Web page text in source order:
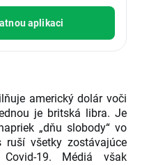
aplikaci
americký dolár voči
je britská libra. Je
„dňu slobody“ vo
ruší všetky zostávajúce
19. Médiá však